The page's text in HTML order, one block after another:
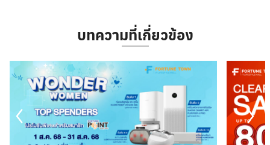
บทความที่เกี่ยวข้อง